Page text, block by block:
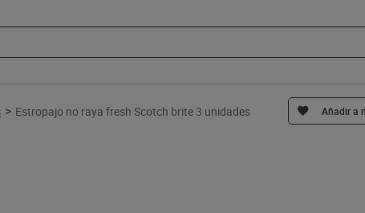
> Estropajo no raya fresh Scotch brite 3 unidades Añadir a